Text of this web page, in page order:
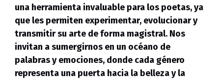
una herramienta invaluable para los poetas, ya
que les permiten experimentar, evolucionar y
transmitir su arte de forma magistral. Nos
invitan a sumergirnos en un océano de
palabras y emociones, donde cada género
representa una puerta hacia la belleza y la